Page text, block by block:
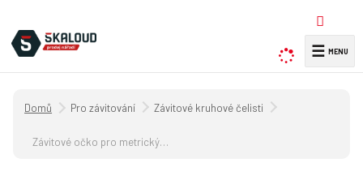
y
l
☰
Úvodní strana
Pro závitování Závitové kruhové čelisti
Závitové očko pro metrický závit (M)